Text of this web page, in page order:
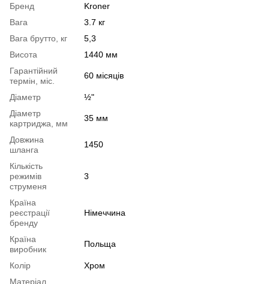
Бренд
Kroner
Вага
3.7 кг
Вага брутто, кг
5,3
Висота
1440 мм
Гарантійний
термін, міс.
60 місяців
Діаметр
½"
Діаметр
картриджа, мм
35 мм
Довжина
шланга
1450
Кількість
режимів
струменя
3
Країна
реєстрації
бренду
Німеччина
Країна
виробник
Польща
Колір
Хром
Матеріал